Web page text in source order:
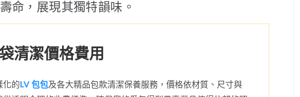
命，展現其獨特韻味。
清潔價格費用
化的LV 包包及各大精品包款清潔保養服務，價格依材質、尺寸與